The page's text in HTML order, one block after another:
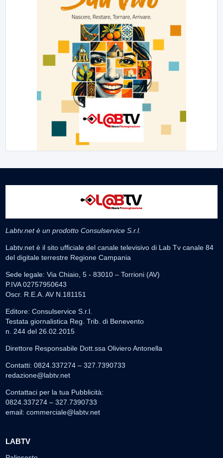
Labtv.net è un prodotto Consulservice S.r.l.
Labtv.net è il sito ufficiale del canale televisivo di Lab Tv canale 84
del digitale terrestre Regione Campania
Sede legale: Via Chiaio, 5 - 83010 – Torrioni (AV)
P.IVA 02757950643
Oscr. R.E.A. AV N.181151
Editore: Consulservice S.r.l.
Testata giornalistica Reg. Trib. di Benevento
n. 244 del 26.02.2015
Direttore Responsabile Dott.ssa Oliviero Antonella
Contatti: 0824.337274 – 327.7390733
redazione@labtv.net
Contattaci per la tua Pubblicità:
0824.337274 – 327.7390733
email: commerciale@labtv.net
LABTV